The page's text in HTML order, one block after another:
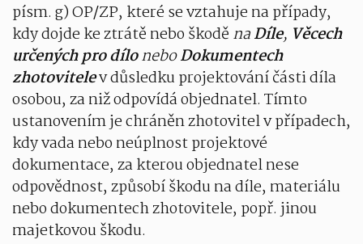
písm. g) OP/ZP, které se vztahuje na případy,
kdy dojde ke ztrátě nebo škodě naDíle, Věcech
určených pro díloneboDokumentech
zhotovitelev důsledku projektování části díla
osobou, za niž odpovídá objednatel. Tímto
ustanovením je chráněn zhotovitel v případech,
kdy vada nebo neúplnost projektové
dokumentace, za kterou objednatel nese
odpovědnost, způsobí škodu na díle, materiálu
nebo dokumentech zhotovitele, popř. jinou
majetkovou škodu.